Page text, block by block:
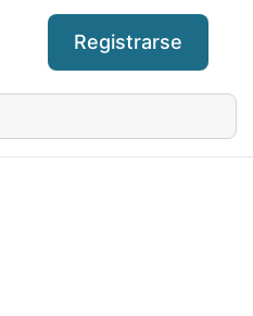
Registrarse